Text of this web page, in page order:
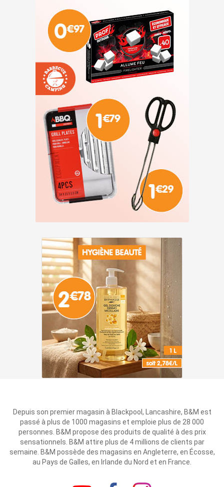
Depuis son premier magasin à Blackpool, Lancashire, B&M est
passé à plus de 1000 magasins et emploie plus de 28 000
personnes. B&M propose des produits de qualité à des prix
sensationnels. B&M attire plus de 4 millions de clients par
semaine. B&M possède des magasins en Angleterre, en Écosse,
au Pays de Galles, en Irlande du Nord et en France.